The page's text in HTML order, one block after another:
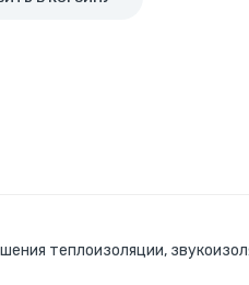
теплоизоляции,